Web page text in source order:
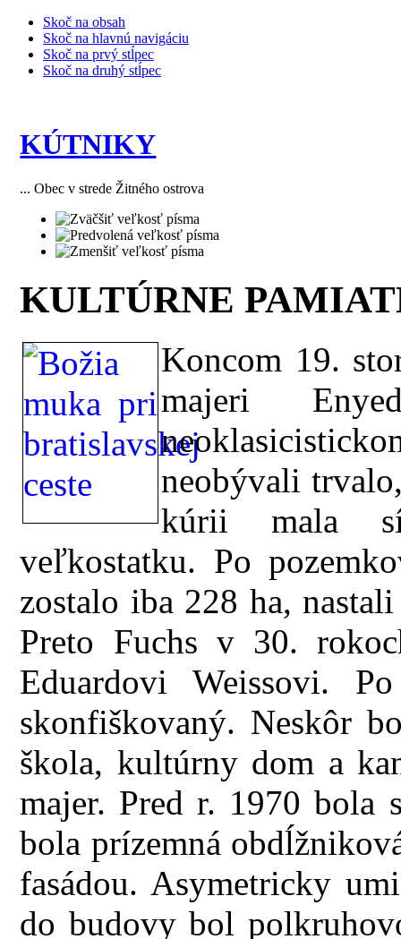
Skoč na obsah
Skoč na hlavnú navigáciu
Skoč na prvý stĺpec
Skoč na druhý stĺpec
KÚTNIKY
... Obec v strede Žitného ostrova
KULTÚRNE
Koncom 19.
majeri
neobývali
kúrii mala
veľkostatku. Po
zostalo iba 228 ha,
Preto Fuchs v 30.
Eduardovi Weissovi.
skonfiškovaný. Neskôr
škola, kultúrny dom a
majer. Pred r. 1970 bola
bola prízemná
fasádou. Asymetricky
do budovy bol